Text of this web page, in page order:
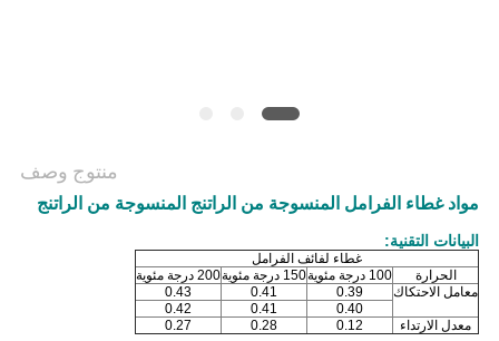
منتوج وصف
مواد غطاء الفرامل المنسوجة من الراتنج المنسوجة من الراتنج
البيانات التقنية:
غطاء لفائف الفرامل
الحرارة
100 درجة مئوية 150 درجة مئوية
200 درجة مئوية
معامل الاحتكاك
0.39
0.41
0.43
0.40
0.41
0.42
معدل الارتداء
0.12
0.28
0.27